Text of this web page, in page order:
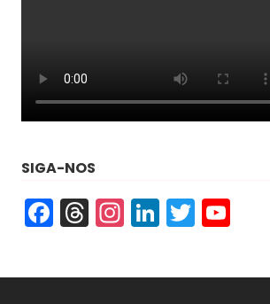
SIGA-NOS
Facebook
Threads
Instagram
LinkedIn
Twitter